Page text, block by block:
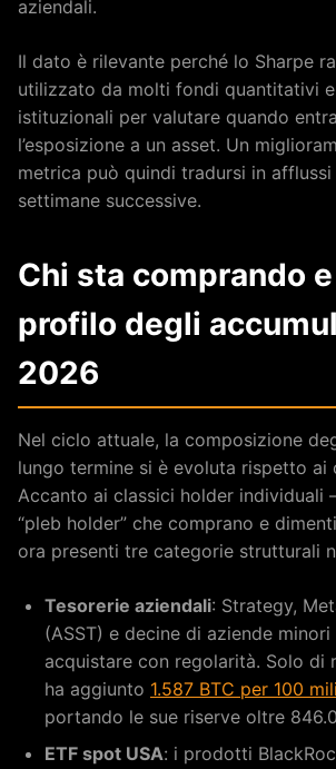
aziendali.
Il dato è rilevante perché lo Sharpe
utilizzato da molti fondi quantitativi
istituzionali per valutare quando
l’esposizione a un asset. Un
metrica può quindi tradursi in afflussi
settimane successive.
Chi sta comprando
profilo degli
2026
Nel ciclo attuale, la composizione
lungo termine si è evoluta rispetto ai
Accanto ai classici holder
“pleb holder” che comprano e
ora presenti tre categorie strutturali
Tesorerie aziendali: Strategy,
(ASST) e decine di aziende
acquistare con regolarità. Solo di
ha aggiunto 1.587 BTC per 100
portando le sue riserve oltre
ETF spot USA: i prodotti